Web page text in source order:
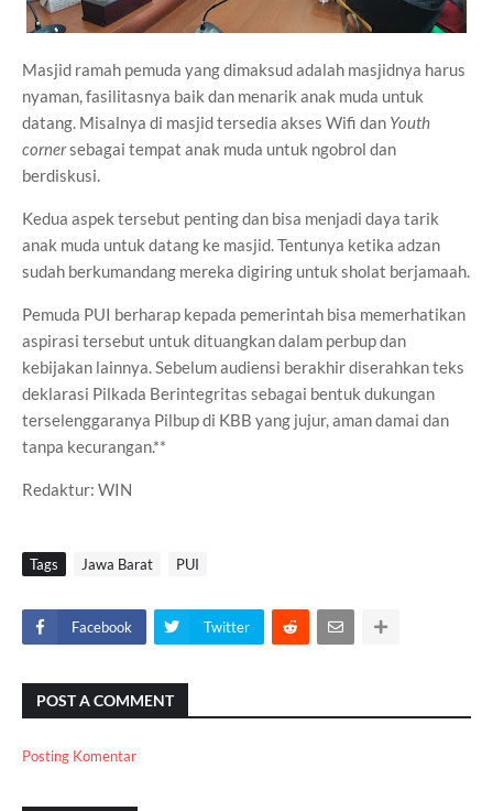
Masjid ramah pemuda yang dimaksud adalah masjidnya harus
nyaman, fasilitasnya baik dan menarik anak muda untuk
datang. Misalnya di masjid tersedia akses Wifi dan Youth
cornersebagai tempat anak muda untuk ngobrol dan
berdiskusi.
Kedua aspek tersebut penting dan bisa menjadi daya tarik
anak muda untuk datang ke masjid. Tentunya ketika adzan
sudah berkumandang mereka digiring untuk sholat berjamaah.
Pemuda PUI berharap kepada pemerintah bisa memerhatikan
aspirasi tersebut untuk dituangkan dalam perbup dan
kebijakan lainnya. Sebelum audiensi berakhir diserahkan teks
deklarasi Pilkada Berintegritas sebagai bentuk dukungan
terselenggaranya Pilbup di KBB yang jujur, aman damai dan
tanpa kecurangan.**
Redaktur: WIN
Tags Jawa Barat PUI
Facebook Twitter
POST A COMMENT
Posting Komentar